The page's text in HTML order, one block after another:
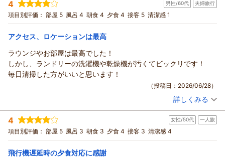
ら18:00（7月・8月は9:00から19:00）」と定められておりま
す。安全管理のための規則ではございますが、何卒ご理解いた
だけますと幸いです。
これからも皆様に快適に過ごしていただけるホテルを目指して
ります。
（返信日：2026/07/13）
予約したのですが、ユニットバスの部屋だとちょっと不便だった
かなと思います。
プールは広々としていて、深さも数種類あります。ウォータース
ライダーも楽しいです。タオルは更衣室やプールで借りれます。
ビーチはプールエリアからすぐ、シャワー、トイレ、コインロッ
カー完備です。夏休み前だからか飲食店は営業していませんでし
た。マリンアクティビティは予約可能、数種類セットになったプ
ソルやベッドのレンタルもありましたが、長時間過ごすのでなけ
ればレジャーシートで大丈夫でした。時期が早かったのでとても
空いていて、きれいなビーチを堪能できました。
【改善をお願いしたい点】
アジアンサマービュッフェの時期でエスニックなものもあり、美
投稿者： navyさん
宿泊プラン： 【じゃらんのお得な10日間】ポイントUP！プール＆ビーチで
夏気分！糸満リゾートを満喫♪／夕朝食ブッフェ付
ツイン 朝・夕
宿泊価格帯： 16,001～17,000円(大人一人あたり/税込)
サザンビーチホテル＆リゾート沖縄からの返信
ご投稿いただき、誠にありがとうございます。客室からの景色
やプール、ビーチなど、当ホテルでのご滞在をお楽しみいただ
一方で、お食事のバリエーションや朝食時の混雑、プールサイ
ドバーのメニューに関しまして、ご不便とご期待に沿えない点
がありましたことを深くお詫び申し上げます。
いただいたご意見は今後のサービス向上のための課題として真
摯に受け止め、社内で共有のうえ改善に努めてまいります。
貴重なご意見をお寄せいただき、誠にありがとうございまし
4 男性/60代 夫婦旅行
項目別評価： 部屋 5 風呂 4 朝食 4 夕食 4 接客 5 清潔感 1
アクセス、ロケーションは最高
ラウンジやお部屋は最高でした！
しかし、ランドリーの洗濯機や乾燥機が汚くてビックリです！
毎日清掃した方がいいと思います！
（投稿日：2026/06/28）
投稿者： はまちゃんさん(男性/60代)
宿泊プラン： 【今だけ！25％OFF】夕食ブッフェ＆選べる朝食付｜クラブフ
ロアステイ！プール＆ビーチで一日中満喫♪
ツイン 朝・夕
宿泊価格帯： 23,001～24,000円(大人一人あたり/税込)
詳しくみる
4 女性/50代 一人旅
項目別評価： 部屋 5 風呂 3 朝食 3 夕食 4 接客 3 清潔感 4
飛行機遅延時の夕食対応に感謝